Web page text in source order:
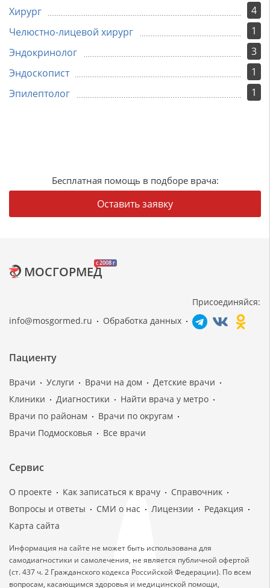
4
Хирург
1
Челюстно-лицевой хирург
3
Эндокринолог
1
Эндоскопист
1
Эпилептолог
Бесплатная помощь в подборе врача:
Оставить заявку
c 2008 г
МОСГОРМЕД
info@mosgormed.ru Обработка данных
Присоединяйся:
Пациенту
Врачи Услуги Врачи на дом
Детские врачи
Клиники
Диагностики
Найти врача у метро
Врачи по районам
Врачи по округам
Врачи Подмосковья
Все врачи
Сервис
О проекте Как записаться к врачу
Справочник
Вопросы и ответы
СМИ о нас Лицензии
Редакция
Карта сайта
Информация на сайте не может быть использована для
самодиагностики и самолечения, не является публичной офертой
(ст. 437 ч. 2 Гражданского кодекса Российской Федерации). По всем
вопросам, касающимся здоровья и медицинской помощи,